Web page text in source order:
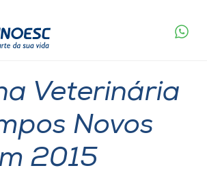
Estudante
Veterinária
Novos
2015